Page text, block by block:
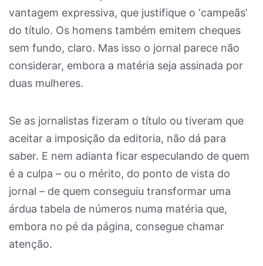
vantagem expressiva, que justifique o ‘campeãs’
do título. Os homens também emitem cheques
sem fundo, claro. Mas isso o jornal parece não
considerar, embora a matéria seja assinada por
duas mulheres.
Se as jornalistas fizeram o título ou tiveram que
aceitar a imposição da editoria, não dá para
saber. E nem adianta ficar especulando de quem
é a culpa – ou o mérito, do ponto de vista do
jornal – de quem conseguiu transformar uma
árdua tabela de números numa matéria que,
embora no pé da página, consegue chamar
atenção.